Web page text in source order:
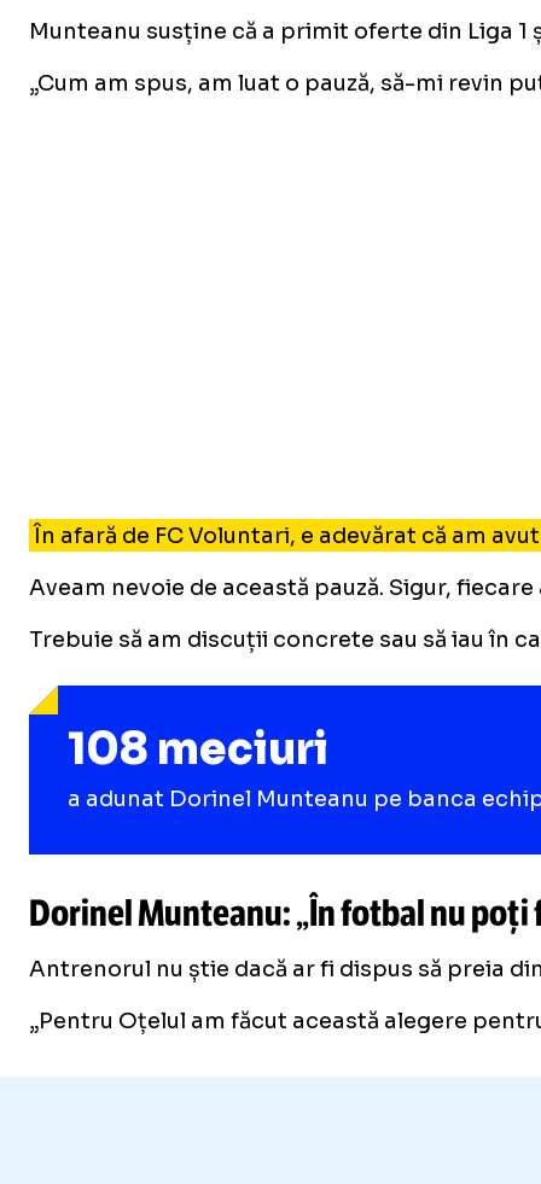
Munteanu susține că a primit oferte din Liga 1
„Cum am spus, am luat o pauză, să-mi revin
În afară de FC Voluntari, e adevărat că am
Aveam nevoie de această pauză. Sigur,
Trebuie să am discuții concrete sau să iau în
108 meciuri
a adunat Dorinel Munteanu pe banca
Dorinel Munteanu: „În fotbal nu
Antrenorul nu știe dacă ar fi dispus să preia
„Pentru Oțelul am făcut această alegere